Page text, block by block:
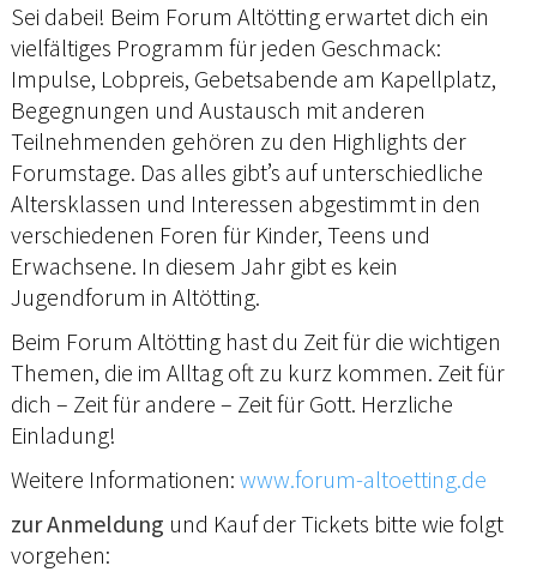
Sei dabei! Beim Forum Altötting erwartet dich ein
vielfältiges Programm für jeden Geschmack:
Impulse, Lobpreis, Gebetsabende am Kapellplatz,
Begegnungen und Austausch mit anderen
Teilnehmenden gehören zu den Highlights der
Forumstage. Das alles gibt’s auf unterschiedliche
Altersklassen und Interessen abgestimmt in den
verschiedenen Foren für Kinder, Teens und
Erwachsene. In diesem Jahr gibt es kein
Jugendforum in Altötting.
Beim Forum Altötting hast du Zeit für die wichtigen
Themen, die im Alltag oft zu kurz kommen. Zeit für
dich – Zeit für andere – Zeit für Gott. Herzliche
Einladung!
Weitere Informationen: www.forum-altoetting.de
zur Anmeldung und Kauf der Tickets bitte wie folgt
vorgehen: